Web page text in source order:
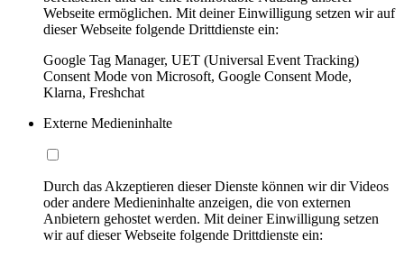
Webseite ermöglichen. Mit deiner Einwilligung setzen wir auf
dieser Webseite folgende Drittdienste ein:
Google Tag Manager, UET (Universal Event Tracking)
Consent Mode von Microsoft, Google Consent Mode,
Klarna, Freshchat
Externe Medieninhalte
Durch das Akzeptieren dieser Dienste können wir dir Videos
oder andere Medieninhalte anzeigen, die von externen
Anbietern gehostet werden. Mit deiner Einwilligung setzen
wir auf dieser Webseite folgende Drittdienste ein: